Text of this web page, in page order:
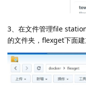
3、在文件管理file
的文件夹，flexget下面建